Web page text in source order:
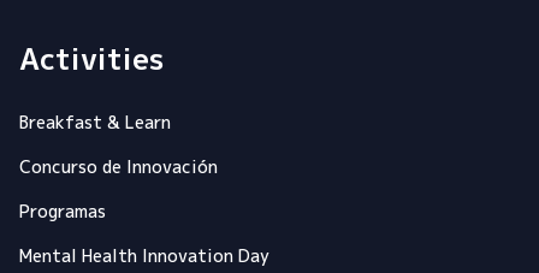
Activities
Breakfast & Learn
Concurso de Innovación
Programas
Mental Health Innovation Day